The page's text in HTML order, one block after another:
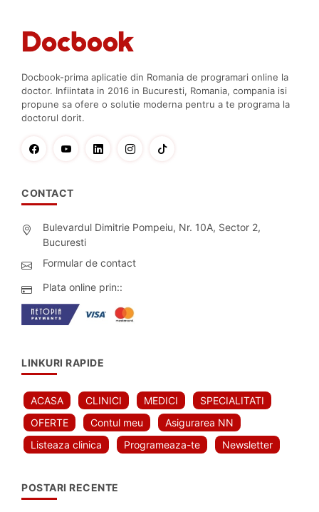
Docbook-prima aplicatie din Romania de programari online la
doctor. Infiintata in 2016 in Bucuresti, Romania, compania isi
propune sa ofere o solutie moderna pentru a te programa la
doctorul dorit.
CONTACT
Bulevardul Dimitrie Pompeiu, Nr. 10A, Sector 2,
Bucuresti
Formular de contact
Plata online prin::
LINKURI RAPIDE
ACASA CLINICI MEDICI
SPECIALITATI
OFERTE
Contul meu
Asigurarea NN
Listeaza clinica
Programeaza-te Newsletter
POSTARI RECENTE